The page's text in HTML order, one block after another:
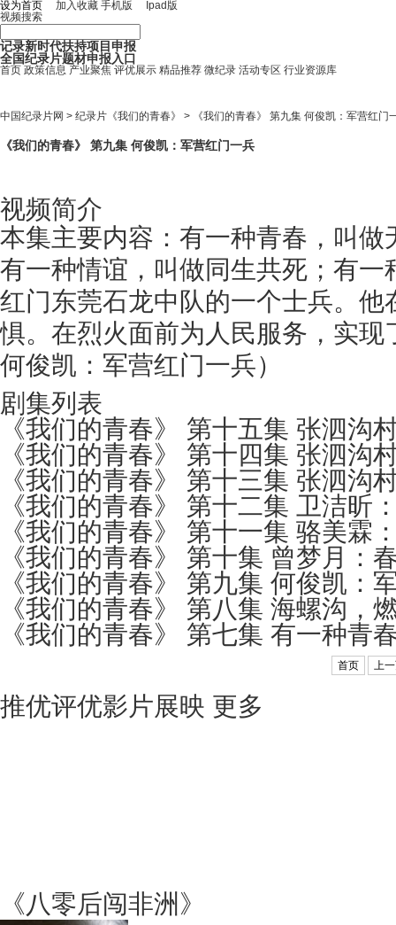
设为首页 加入收藏 手机版 Ipad 版
视频搜索
记录新时代扶持项目申报
全国纪录片题材申报入口
首页 政策信息 产业聚焦 评优展示 精品推荐 微纪录 活动专区 行业资源库
中国纪录片网 > 纪录片《我们的青春》 > 《我们的青春》 第九集 何俊凯：军营红门
《我们的青春》 第九集 何俊凯：军营红门一兵
视频简介
本集主要内容：有一种青春，叫
有一种情谊，叫做同生共死；有
红门东莞石龙中队的一个士兵。
惧。在烈火面前为人民服务，实
何俊凯：军营红门一兵）
剧集列表
《我们的青春》 第十五集 张泗沟
《我们的青春》 第十四集 张泗沟
《我们的青春》 第十三集 张泗沟
《我们的青春》 第十二集 卫洁昕
《我们的青春》 第十一集 骆美霖
《我们的青春》 第十集 曾梦月：
《我们的青春》 第九集 何俊凯：
《我们的青春》 第八集 海螺沟，
《我们的青春》 第七集 有一种青
首页 上
推优评优影片展映 更多
《八零后闯非洲》